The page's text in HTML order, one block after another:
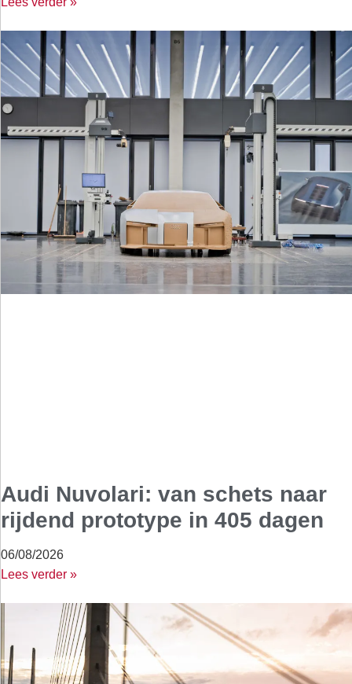
Audi Nuvolari: van schets naar
rijdend prototype in 405 dagen
06/08/2026
Lees verder »